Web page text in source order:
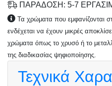
ΠΑΡΑΔΟΣΗ: 5-7
Τα χρώματα που εμφανίζονται
ενδέχεται να έχουν μικρές
χρώματα όπως το χρυσό ή το
της διαδικασίας ψηφιοποίησης.
Τεχνικά